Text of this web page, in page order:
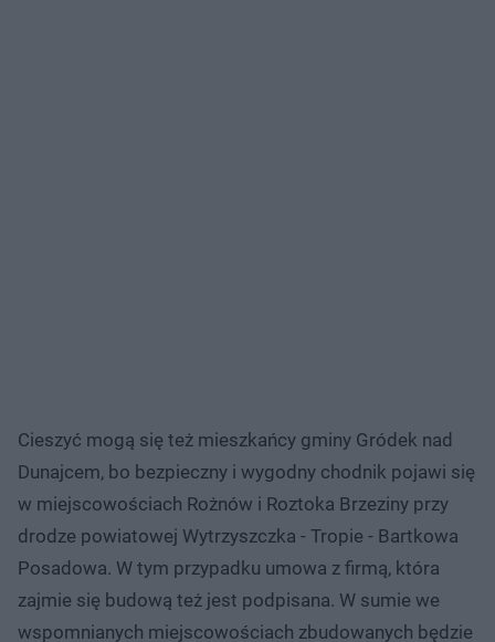
Cieszyć mogą się też mieszkańcy gminy Gródek nad
Dunajcem, bo bezpieczny i wygodny chodnik pojawi się
w miejscowościach Rożnów i Roztoka Brzeziny przy
drodze powiatowej Wytrzyszczka - Tropie - Bartkowa
Posadowa. W tym przypadku umowa z firmą, która
zajmie się budową też jest podpisana. W sumie we
wspomnianych miejscowościach zbudowanych będzie